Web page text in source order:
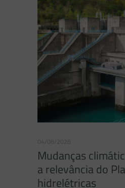
04/08/2026
Mudanças
a relevância do
hidrelétricas